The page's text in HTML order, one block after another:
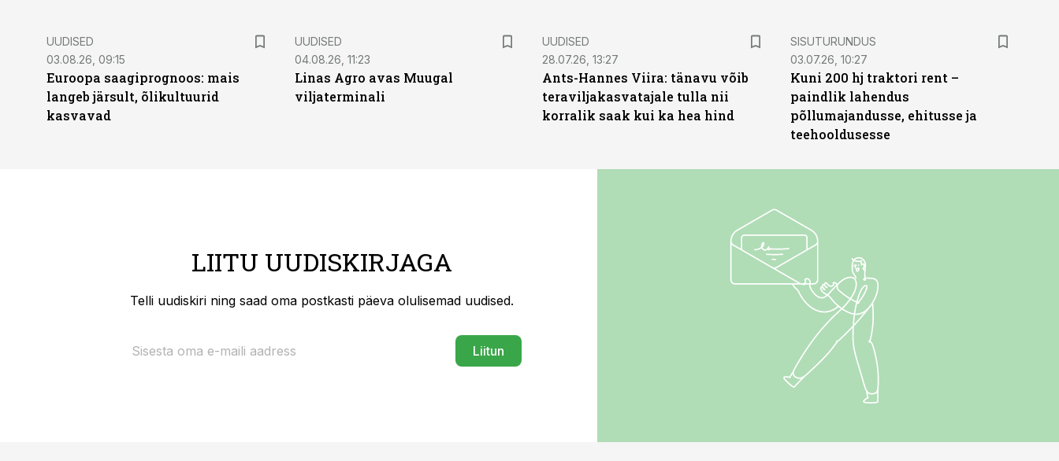
UUDISED
03.08.26, 09:15
Euroopa saagiprognoos: mais
langeb järsult, õlikultuurid
kasvavad
UUDISED
04.08.26, 11:23
Linas Agro avas Muugal
viljaterminali
UUDISED
28.07.26, 13:27
Ants-Hannes Viira: tänavu võib
teraviljakasvatajale tulla nii
korralik saak kui ka hea hind
ST
SISUTURUNDUS
03.07.26, 10:27
Kuni 200 hj traktori rent –
paindlik lahendus
põllumajandusse, ehitusse ja
teehooldusesse
LIITU UUDISKIRJAGA
Telli uudiskiri ning saad oma postkasti päeva olulisemad uudised.
Liitun